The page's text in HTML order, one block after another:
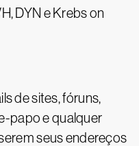
DYN e Krebs on
de sites, fóruns,
papo e qualquer
seus endereços